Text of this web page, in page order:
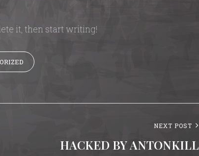
it, then start writing!
NEXT POST
HACKED BY ANTONKILL